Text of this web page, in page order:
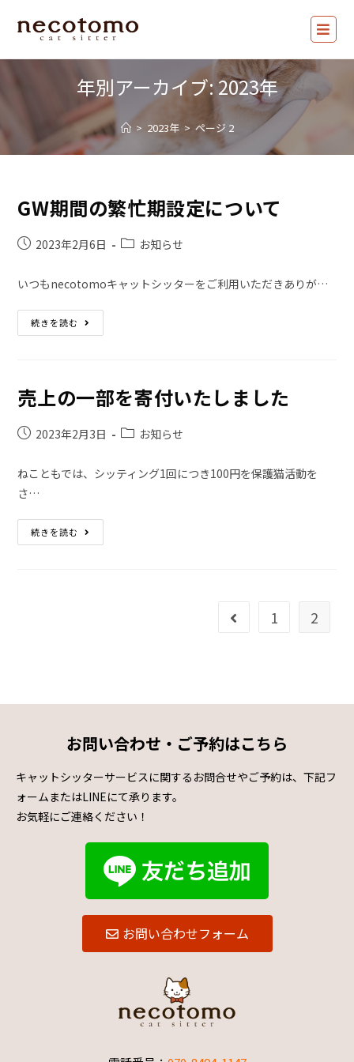
年別アーカイブ: 2023年
> 2023年 > ページ 2
GW期間の繁忙期設定について
2023年2月6日 お知らせ
いつもnecotomoキャットシッターをご利用いただきありが…
続きを読む
売上の一部を寄付いたしました
2023年2月3日 お知らせ
ねこともでは、シッティング1回につき100円を保護猫活動を
さ…
続きを読む
1 2
お問い合わせ・ご予約はこちら
キャットシッターサービスに関するお問合せやご予約は、下記フ
ォームまたはLINEにて承ります。
お気軽にご連絡ください！
お問い合わせフォーム